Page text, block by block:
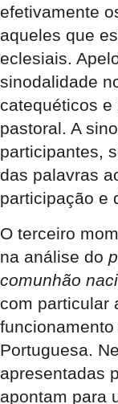
efetivamente
aqueles que
eclesiais.
sinodalidade
catequéticos e
pastoral. A
participantes,
das palavras
participação e
O terceiro
na análise do
comunhão
com particular
Portuguesa.
apresentadas
apontam para